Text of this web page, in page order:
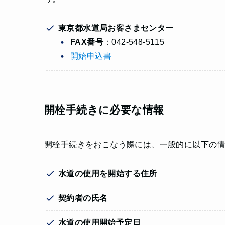
東京都水道局お客さまセンター
FAX番号 ：042-548-5115
開始申込書
開栓手続きに必要な情報
開栓手続きをおこなう際には、一般的に以下の
水道の使用を開始する住所
契約者の氏名
水道の使用開始予定日